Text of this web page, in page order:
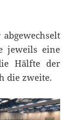
jeweils eine
Hälfte der
die zweite.